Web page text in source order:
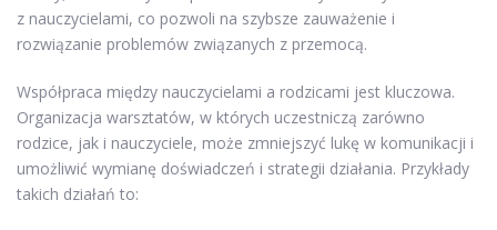
z nauczycielami, co pozwoli na szybsze zauważenie i
rozwiązanie problemów związanych z przemocą.
Współpraca między nauczycielami a rodzicami jest kluczowa.
Organizacja warsztatów, w których uczestniczą zarówno
rodzice, jak i nauczyciele, może zmniejszyć lukę w komunikacji i
umożliwić wymianę doświadczeń i strategii działania. Przykłady
takich działań to: